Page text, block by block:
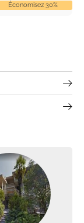
Économisez 30%